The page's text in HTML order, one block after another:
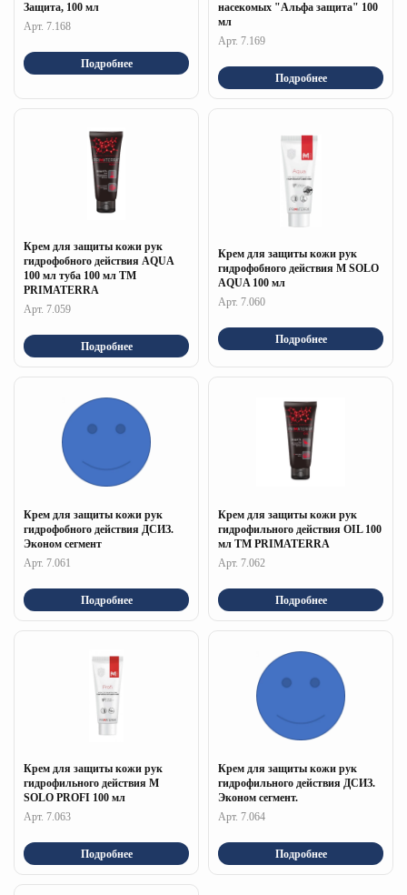
Защита, 100 мл
Арт. 7.168
Подробнее
насекомых "Альфа защита" 100
мл
Арт. 7.169
Подробнее
Крем для защиты кожи рук
гидрофобного действия AQUA
100 мл туба 100 мл ТМ
PRIMATERRA
Арт. 7.059
Подробнее
Крем для защиты кожи рук
гидрофобного действия M SOLO
AQUA 100 мл
Арт. 7.060
Подробнее
Крем для защиты кожи рук
гидрофобного действия ДСИЗ.
Эконом сегмент
Арт. 7.061
Подробнее
Крем для защиты кожи рук
гидрофильного действия OIL 100
мл ТМ PRIMATERRA
Арт. 7.062
Подробнее
Крем для защиты кожи рук
гидрофильного действия M
SOLO PROFI 100 мл
Арт. 7.063
Подробнее
Крем для защиты кожи рук
гидрофильного действия ДСИЗ.
Эконом сегмент.
Арт. 7.064
Подробнее